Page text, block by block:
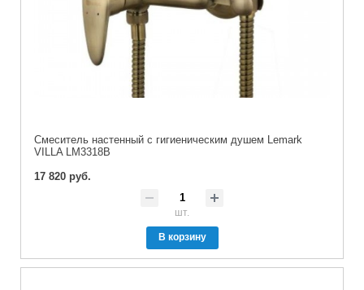
Cмеситель настенный с гигиеническим душем Lemark
VILLA LM3318B
17 820 руб.
шт.
В корзину